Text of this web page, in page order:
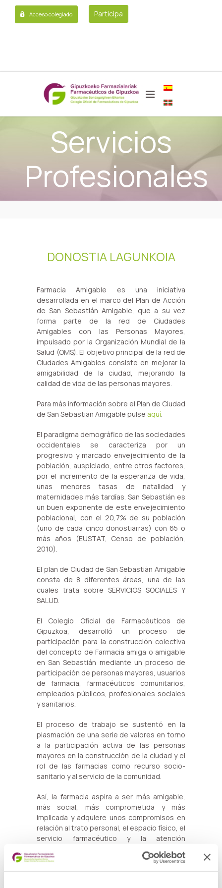
Acceso colegiado Participa
Servicios
Profesionales
DONOSTIA LAGUNKOIA
Farmacia Amigable es una iniciativa
desarrollada en el marco del Plan de Acción
de San Sebastián Amigable, que a su vez
forma parte de la red de Ciudades
Amigables con las Personas Mayores,
impulsado por la Organización Mundial de la
Salud (OMS). El objetivo principal de la red de
Ciudades Amigables consiste en mejorar la
amigabilidad de la ciudad, mejorando la
calidad de vida de las personas mayores.
Para más información sobre el Plan de Ciudad
de San Sebastián Amigable pulse aquí.
El paradigma demográfico de las sociedades
occidentales se caracteriza por un
progresivo y marcado envejecimiento de la
población, auspiciado, entre otros factores,
por el incremento de la esperanza de vida,
unas menores tasas de natalidad y
maternidades más tardías. San Sebastián es
un buen exponente de este envejecimiento
poblacional, con el 20,7% de su población
(uno de cada cinco donostiarras) con 65 o
más años (EUSTAT, Censo de población,
2010).
El plan de Ciudad de San Sebastián Amigable
consta de 8 diferentes áreas, una de las
cuales trata sobre SERVICIOS SOCIALES Y
SALUD.
El Colegio Oficial de Farmacéuticos de
Gipuzkoa, desarrolló un proceso de
participación para la construcción colectiva
del concepto de Farmacia amiga o amigable
en San Sebastián mediante un proceso de
participación de personas mayores, usuarios
de farmacia, farmacéuticos comunitarios,
empleados públicos, profesionales sociales
y sanitarios.
El proceso de trabajo se sustentó en la
plasmación de una serie de valores en torno
a la participación activa de las personas
mayores en la construcción de la ciudad y el
rol de las farmacias como recurso socio-
sanitario y al servicio de la comunidad.
Así, la farmacia aspira a ser más amigable,
más social, más comprometida y más
implicada y adquiere unos compromisos en
relación al trato personal, el espacio físico, el
servicio farmacéutico y la atención
¿CÓMO SE RECONOCE UNA